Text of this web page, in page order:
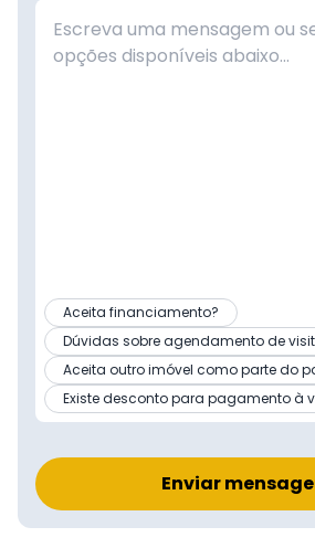
Aceita financiamento?
Dúvidas sobre agendamento de
Aceita outro imóvel como parte do
Existe desconto para pagamento à
Enviar